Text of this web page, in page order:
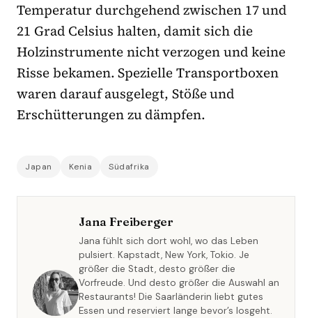
Temperatur durchgehend zwischen 17 und
21 Grad Celsius halten, damit sich die
Holzinstrumente nicht verzogen und keine
Risse bekamen. Spezielle Transportboxen
waren darauf ausgelegt, Stöße und
Erschütterungen zu dämpfen.
Japan Kenia Südafrika
Jana Freiberger
Jana fühlt sich dort wohl, wo das Leben
pulsiert. Kapstadt, New York, Tokio. Je
größer die Stadt, desto größer die
Vorfreude. Und desto größer die Auswahl an
Restaurants! Die Saarländerin liebt gutes
Essen und reserviert lange bevor’s losgeht.